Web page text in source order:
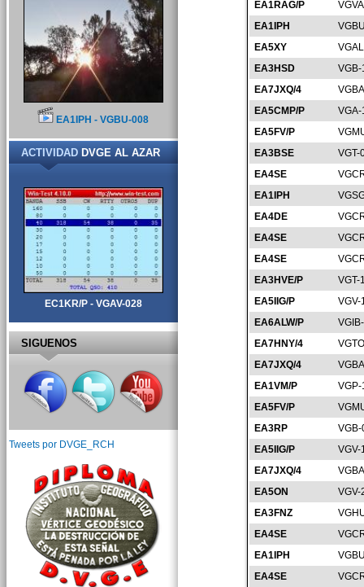
EA1RAG/P
EA1IPH
EA5XY
EA3HSD
EA7JXQ/4
EA5CMP/P
EA5FV/P
EA3BSE
VGT-
EA4SE
EA1IPH
EA4DE
EA4SE
EA4SE
EA3HVE/P
VGT-
EA5IIG/P
VGV-
EA6ALW/P
EA7HNY/4
EA7JXQ/4
EA1VM/P
VGP-
EA5FV/P
EA3RP
EA5IIG/P
VGV-
EA7JXQ/4
EA5ON
VGV-
EA3FNZ
EA4SE
EA1IPH
EA4SE
EA1IPH - VGBU-008
ACTIVIDADDVGE AL AZAR
EC1KR/P - VGAV-028
SIGUENOS
Tweets por DVGE_RCH